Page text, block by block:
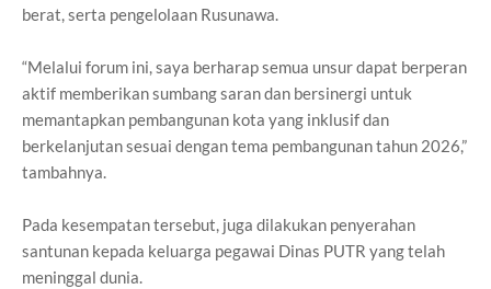
berat, serta pengelolaan Rusunawa.
“Melalui forum ini, saya berharap semua unsur dapat berperan
aktif memberikan sumbang saran dan bersinergi untuk
memantapkan pembangunan kota yang inklusif dan
berkelanjutan sesuai dengan tema pembangunan tahun 2026,”
tambahnya.
Pada kesempatan tersebut, juga dilakukan penyerahan
santunan kepada keluarga pegawai Dinas PUTR yang telah
meninggal dunia.